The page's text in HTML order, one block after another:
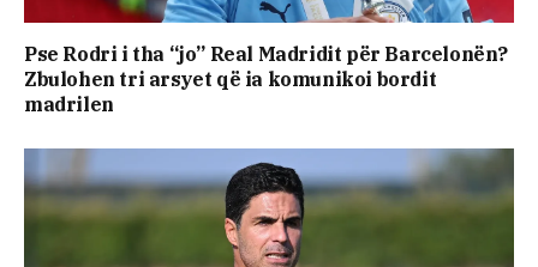
Pse Rodri i tha “jo” Real Madridit për Barcelonën?
Zbulohen tri arsyet që ia komunikoi bordit
madrilen